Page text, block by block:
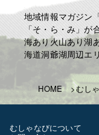
地域情報マガジン
「そ・ら・み」が
海あり火山あり湖
海道洞爺湖周辺エ
HOME むし
むしゃなびについて